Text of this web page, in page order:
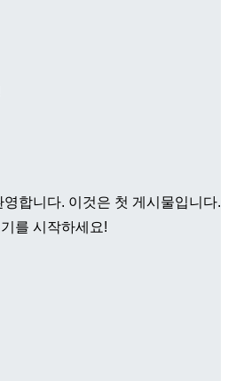
합니다. 이것은 첫 게시물입니다.
를 시작하세요!